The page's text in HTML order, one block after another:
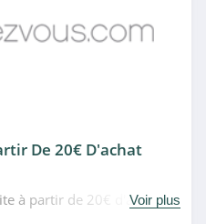
De 20€ D'achat
à partir de 20€ d'achat
Voir plus